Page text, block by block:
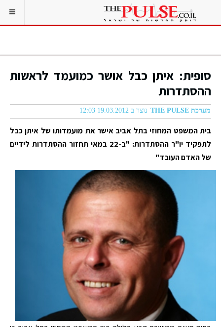
סופית: איתן כבל אושר כמועמד לראשות
ההסתדרות
מערכת THE PULSE נוצר ב 19.03.2012 12:03
בית המשפט המחוזי בתל אביב אישר את מועמדותו של איתן כבל
לתפקיד יו"ר ההסתדרות: "ב-22 במאי תחזור ההסתדרות לידיים
של האדם העובד"